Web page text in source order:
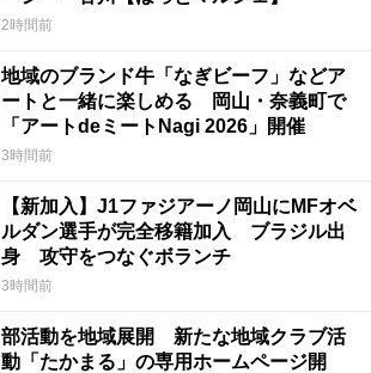
2時間前
地域のブランド牛「なぎビーフ」などア
ートと一緒に楽しめる 岡山・奈義町で
「アートdeミートNagi 2026」開催
3時間前
【新加入】J1ファジアーノ岡山にMFオベ
ルダン選手が完全移籍加入 ブラジル出
身 攻守をつなぐボランチ
3時間前
部活動を地域展開 新たな地域クラブ活
動「たかまる」の専用ホームページ開